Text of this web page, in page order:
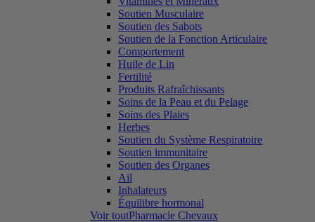
Soutien Musculaire
Soutien des Sabots
Soutien de la Fonction Articulaire
Comportement
Huile de Lin
Fertilité
Produits Rafraîchissants
Soins de la Peau et du Pelage
Soins des Plaies
Herbes
Soutien du Système Respiratoire
Soutien immunitaire
Soutien des Organes
Ail
Inhalateurs
Équilibre hormonal
Voir toutPharmacie Chevaux